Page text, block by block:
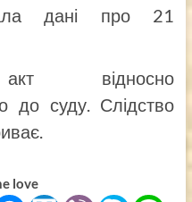
дані про 21
відносно
до суду. Слідство
love